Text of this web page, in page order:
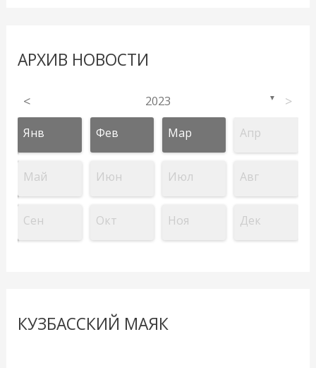
АРХИВ НОВОСТИ
< 2023 ▼ >
Янв Фев Мар Апр
Май Июн Июл Авг
Сен Окт Ноя Дек
КУЗБАССКИЙ МАЯК